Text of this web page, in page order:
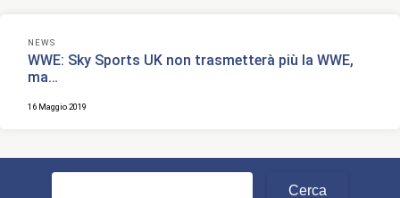
NEWS
WWE: Sky Sports UK non trasmetterà più la WWE,
ma…
16 Maggio 2019
Ricerca